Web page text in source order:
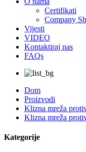
Certifikati
Company
Vijesti
VIDEO
Kontaktiraj nas
FAQs
Dom
Proizvodi
Klizna mreža
Klizna mreža
Kategorije